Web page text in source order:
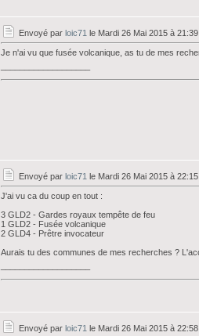
Envoyé par loic71 le Mardi 26 Mai 2015 à 21:39
Je n'ai vu que fusée volcanique, as tu de mes
Envoyé par loic71 le Mardi 26 Mai 2015 à 22:15
J'ai vu ca du coup en tout :
3 GLD2 - Gardes royaux tempête de feu
1 GLD2 - Fusée volcanique
2 GLD4 - Prêtre invocateur
Aurais tu des communes de mes recherches ?
Envoyé par loic71 le Mardi 26 Mai 2015 à 22:58